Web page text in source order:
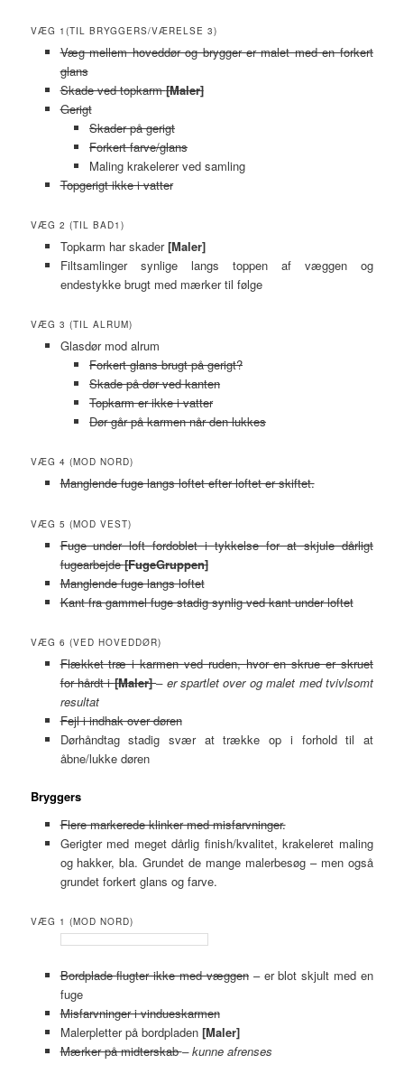
VÆG 1(TIL BRYGGERS/VÆRELSE 3)
Væg mellem hoveddør og brygger er malet med en forkert
glans
Skade ved topkarm[Maler]
Gerigt
Skader på gerigt
Forkert farve/glans
Maling krakelerer ved samling
Topgerigt ikke i vatter
VÆG 2 (TIL BAD1)
Topkarm har skader[Maler]
Filtsamlinger synlige langs toppen af væggen og
endestykke brugt med mærker til følge
VÆG 3 (TIL ALRUM)
Glasdør mod alrum
Forkert glans brugt på gerigt?
Skade på dør ved kanten
Topkarm er ikke i vatter
Dør går på karmen når den lukkes
VÆG 4 (MOD NORD)
Manglende fuge langs loftet efter loftet er skiftet.
VÆG 5 (MOD VEST)
Fuge under loft fordoblet i tykkelse for at skjule dårligt
fugearbejde[FugeGruppen]
Manglende fuge langs loftet
Kant fra gammel fuge stadig synlig ved kant under loftet
VÆG 6 (VED HOVEDDØR)
Flækket træ i karmen ved ruden, hvor en skrue er skruet
for hårdt i[Maler]– er spartlet over og malet med tvivlsomt
resultat
Fejl i indhak over døren
Dørhåndtag stadig svær at trække op i forhold til at
åbne/lukke døren
Bryggers
Flere markerede klinker med misfarvninger.
Gerigter med meget dårlig finish/kvalitet, krakeleret maling
og hakker, bla. Grundet de mange malerbesøg – men også
grundet forkert glans og farve.
VÆG 1 (MOD NORD)
Bordplade flugter ikke med væggen– er blot skjult med en
fuge
Misfarvninger i vindueskarmen
Malerpletter på bordpladen [Maler]
Mærker på midterskab– kunne afrenses